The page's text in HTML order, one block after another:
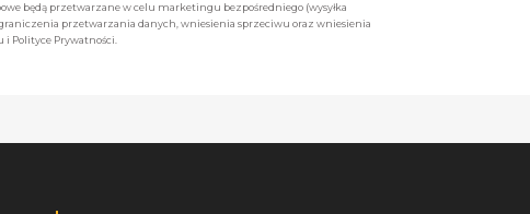
będą przetwarzane w celu marketingu bezpośredniego (wysyłka
przetwarzania danych, wniesienia sprzeciwu oraz wniesienia
Polityce Prywatności.